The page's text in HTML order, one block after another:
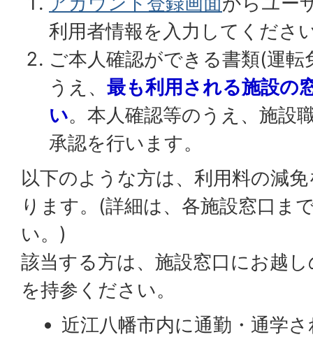
利用者情報を入力してくださ
ご本人確認ができる書類(運
うえ、 最も利用される施設の
い。本人確認等のうえ、施設
承認を行います。
以下のような方は、利用料の減
ります。(詳細は、各施設窓口ま
い。)
該当する方は、施設窓口にお越
を持参ください。
近江八幡市内に通勤・通学